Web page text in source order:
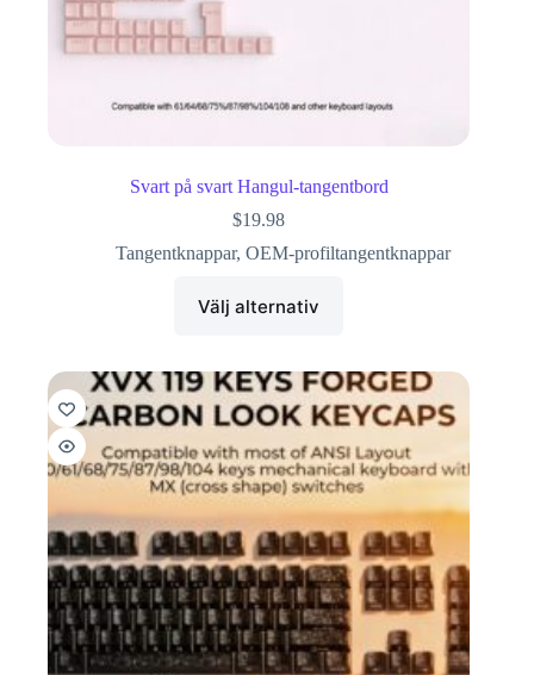
Svart på svart Hangul-tangentbord
$19.98
Tangentknappar, OEM-profiltangentknappar
Välj alternativ